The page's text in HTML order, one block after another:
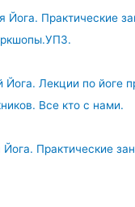
Практические
Лекции по йоге
Все кто с нами.
Практические